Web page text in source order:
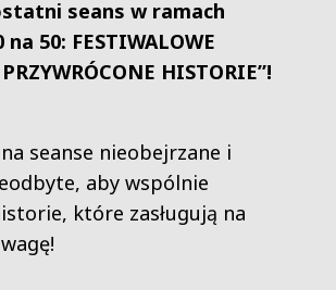
seans w ramach
50: FESTIWALOWE
HISTORIE”!
seanse nieobejrzane i
aby wspólnie
które zasługują na